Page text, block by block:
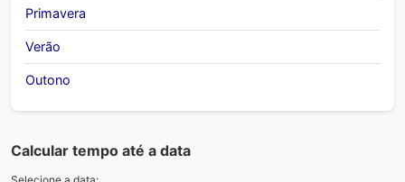
Primavera
Verão
Outono
Calcular tempo até a data